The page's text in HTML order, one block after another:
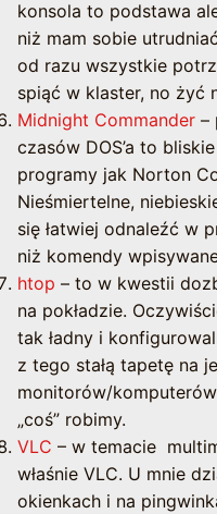
konsola to podstawa
niż mam sobie
od razu wszystkie
spiąć w klaster, no żyć
Midnight Commander –
czasów DOS’a to
programy jak Norton
Nieśmiertelne,
się łatwiej odnaleźć w
niż komendy
htop – to w kwestii
na pokładzie.
tak ładny i
z tego stałą tapetę na
monitorów/
„coś” robimy.
VLC – w temacie
właśnie VLC. U mnie
okienkach i na